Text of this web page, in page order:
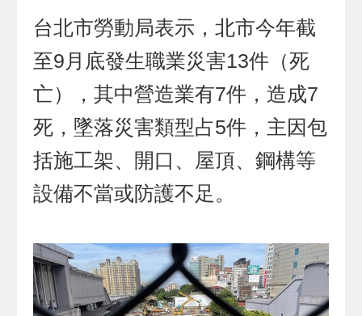
台北市勞動局表示，北市今年截
至9月底發生職業災害13件（死
亡），其中營造業有7件，造成7
死，墜落災害類型占5件，主因包
括施工架、開口、屋頂、鋼構等
設備不當或防護不足。